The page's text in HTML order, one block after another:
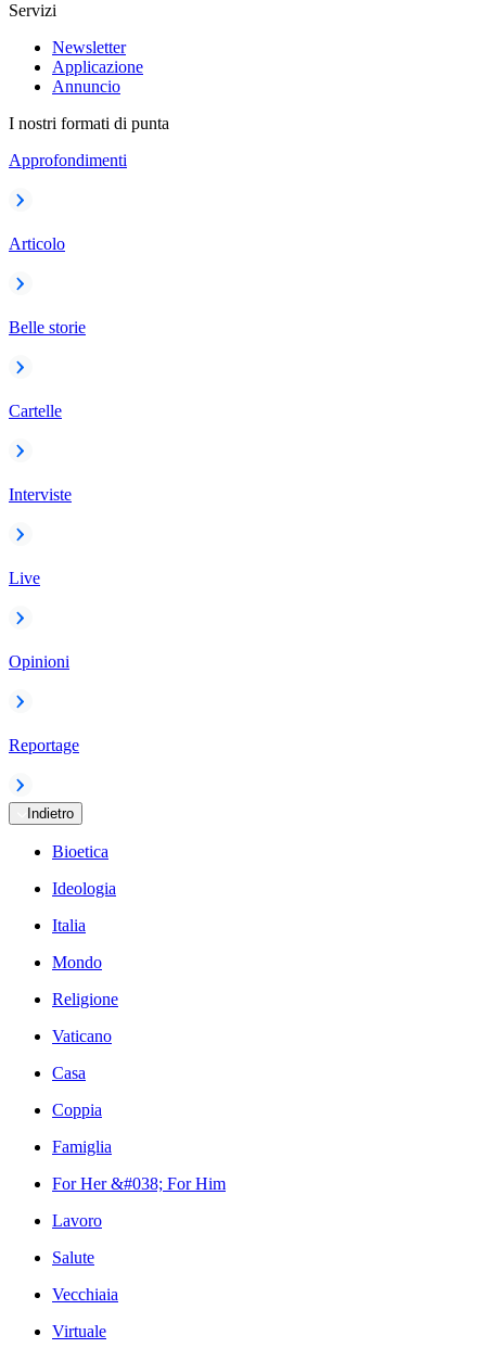
Servizi
Newsletter
Applicazione
Annuncio
I nostri formati di punta
Approfondimenti
Articolo
Belle storie
Cartelle
Interviste
Live
Opinioni
Reportage
Indietro
Bioetica
Ideologia
Italia
Mondo
Religione
Vaticano
Casa
Coppia
Famiglia
For Her &#038; For Him
Lavoro
Salute
Vecchiaia
Virtuale